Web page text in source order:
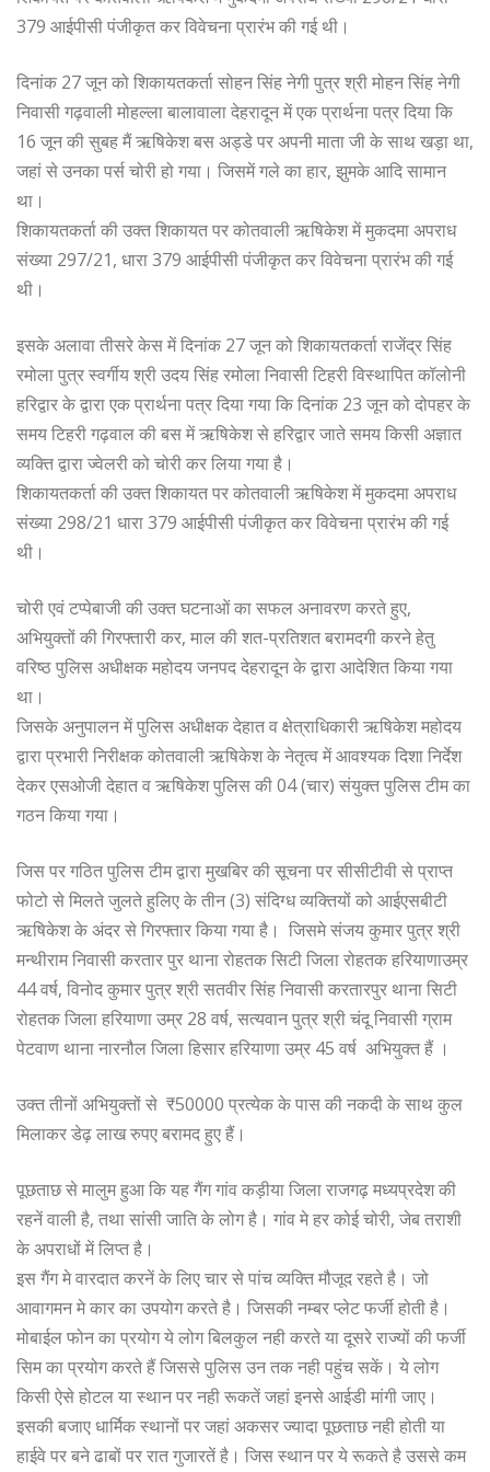
379 आईपीसी पंजीकृत कर विवेचना प्रारंभ की गई थी।
दिनांक 27 जून को शिकायतकर्ता सोहन सिंह नेगी पुत्र श्री मोहन सिंह नेगी
निवासी गढ़वाली मोहल्ला बालावाला देहरादून में एक प्रार्थना पत्र दिया कि
16 जून की सुबह मैं ऋषिकेश बस अड्डे पर अपनी माता जी के साथ खड़ा था,
जहां से उनका पर्स चोरी हो गया। जिसमें गले का हार, झुमके आदि सामान
था।
शिकायतकर्ता की उक्त शिकायत पर कोतवाली ऋषिकेश में मुकदमा अपराध
संख्या 297/21, धारा 379 आईपीसी पंजीकृत कर विवेचना प्रारंभ की गई
थी।
इसके अलावा तीसरे केस में दिनांक 27 जून को शिकायतकर्ता राजेंद्र सिंह
रमोला पुत्र स्वर्गीय श्री उदय सिंह रमोला निवासी टिहरी विस्थापित कॉलोनी
हरिद्वार के द्वारा एक प्रार्थना पत्र दिया गया कि दिनांक 23 जून को दोपहर के
समय टिहरी गढ़वाल की बस में ऋषिकेश से हरिद्वार जाते समय किसी अज्ञात
व्यक्ति द्वारा ज्वेलरी को चोरी कर लिया गया है।
शिकायतकर्ता की उक्त शिकायत पर कोतवाली ऋषिकेश में मुकदमा अपराध
संख्या 298/21 धारा 379 आईपीसी पंजीकृत कर विवेचना प्रारंभ की गई
थी।
चोरी एवं टप्पेबाजी की उक्त घटनाओं का सफल अनावरण करते हुए,
अभियुक्तों की गिरफ्तारी कर, माल की शत-प्रतिशत बरामदगी करने हेतु
वरिष्ठ पुलिस अधीक्षक महोदय जनपद देहरादून के द्वारा आदेशित किया गया
था।
जिसके अनुपालन में पुलिस अधीक्षक देहात व क्षेत्राधिकारी ऋषिकेश महोदय
द्वारा प्रभारी निरीक्षक कोतवाली ऋषिकेश के नेतृत्व में आवश्यक दिशा निर्देश
देकर एसओजी देहात व ऋषिकेश पुलिस की 04 (चार) संयुक्त पुलिस टीम का
गठन किया गया।
जिस पर गठित पुलिस टीम द्वारा मुखबिर की सूचना पर सीसीटीवी से प्राप्त
फोटो से मिलते जुलते हुलिए के तीन (3) संदिग्ध व्यक्तियों को आईएसबीटी
ऋषिकेश के अंदर से गिरफ्तार किया गया है। जिसमे संजय कुमार पुत्र श्री
मन्थीराम निवासी करतार पुर थाना रोहतक सिटी जिला रोहतक हरियाणाउम्र
44 वर्ष, विनोद कुमार पुत्र श्री सतवीर सिंह निवासी करतारपुर थाना सिटी
रोहतक जिला हरियाणा उम्र 28 वर्ष, सत्यवान पुत्र श्री चंदू निवासी ग्राम
पेटवाण थाना नारनौल जिला हिसार हरियाणा उम्र 45 वर्ष अभियुक्त हैं ।
उक्त तीनों अभियुक्तों से ₹50000 प्रत्येक के पास की नकदी के साथ कुल
मिलाकर डेढ़ लाख रुपए बरामद हुए हैं।
पूछताछ से मालुम हुआ कि यह गैंग गांव कड़ीया जिला राजगढ़ मध्यप्रदेश की
रहनें वाली है, तथा सांसी जाति के लोग है। गांव मे हर कोई चोरी, जेब तराशी
के अपराधों में लिप्त है।
इस गैंग मे वारदात करनें के लिए चार से पांच व्यक्ति मौजूद रहते है। जो
आवागमन मे कार का उपयोग करते है। जिसकी नम्बर प्लेट फर्जी होती है।
मोबाईल फोन का प्रयोग ये लोग बिलकुल नही करते या दूसरे राज्यों की फर्जी
सिम का प्रयोग करते हैं जिससे पुलिस उन तक नही पहुंच सकें। ये लोग
किसी ऐसे होटल या स्थान पर नही रूकतें जहां इनसे आईडी मांगी जाए।
इसकी बजाए धार्मिक स्थानों पर जहां अकसर ज्यादा पूछताछ नही होती या
हाईवे पर बने ढाबों पर रात गुजारतें है। जिस स्थान पर ये रूकते है उससे कम